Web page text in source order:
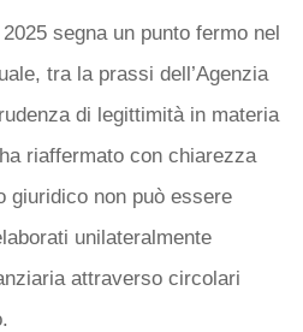
segna un punto fermo nel
tra la prassi dell’Agenzia
di legittimità in materia
riaffermato con chiarezza
giuridico non può essere
unilateralmente
attraverso circolari